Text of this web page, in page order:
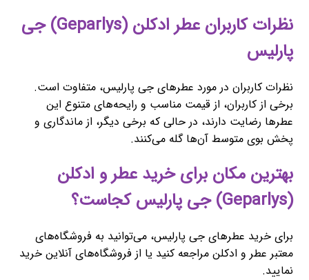
نظرات کاربران عطر ادکلن (Geparlys) جی
پارلیس
نظرات کاربران در مورد عطرهای جی پارلیس، متفاوت است.
برخی از کاربران، از قیمت مناسب و رایحه‌های متنوع این
عطرها رضایت دارند، در حالی که برخی دیگر، از ماندگاری و
پخش بوی متوسط آن‌ها گله می‌کنند.
بهترین مکان برای خرید عطر و ادکلن
(Geparlys) جی پارلیس کجاست؟
برای خرید عطرهای جی پارلیس، می‌توانید به فروشگاه‌های
معتبر عطر و ادکلن مراجعه کنید یا از فروشگاه‌های آنلاین خرید
نمایید.